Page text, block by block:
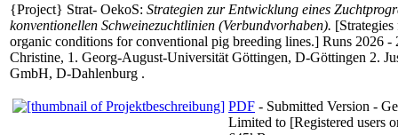
{Project} Strat- OekoS: Strategien zur Entwicklung eines
konventionellen Schweinezuchtlinien (Verbundvorhaben).
organic conditions for conventional pig breeding lines.] Runs 2026
Christine, 1. Georg-August-Universität Göttingen, D-Göttingen 2.
GmbH, D-Dahlenburg .
PDF - Submitted Version -
Limited to [Registered users